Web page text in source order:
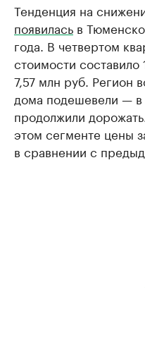
Тенденция на
появилась в
года. В четвертом
стоимости составило
7,57 млн руб. Регион
дома подешевели — в
продолжили
этом сегменте цены
в сравнении с